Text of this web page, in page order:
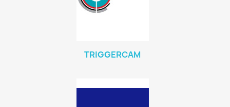
TRIGGERCAM